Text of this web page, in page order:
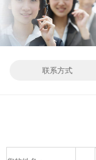
联系方式